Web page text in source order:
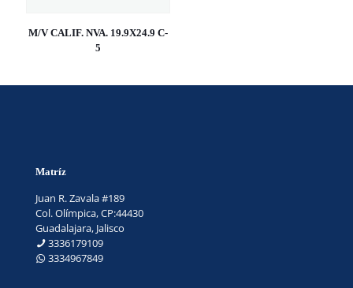
M/V CALIF. NVA. 19.9X24.9 C-
5
Matríz
Juan R. Zavala #189
Col. Olímpica, CP:44430
Guadalajara, Jalisco
3336179109
3334967849